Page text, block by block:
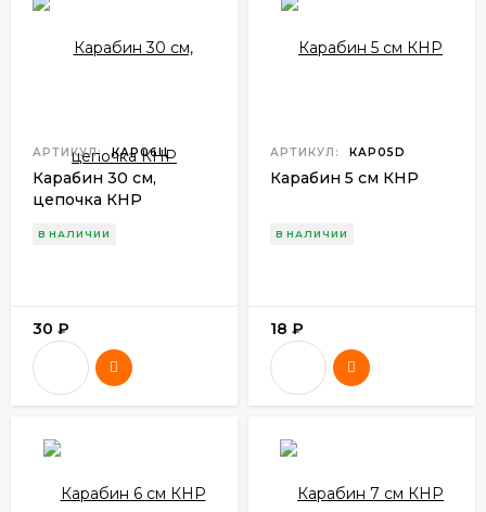
АРТИКУЛ: КАР06Ц
Карабин 30 см,
цепочка КНР
В НАЛИЧИИ
30 ₽
АРТИКУЛ: КАР05D
Карабин 5 см КНР
В НАЛИЧИИ
18 ₽